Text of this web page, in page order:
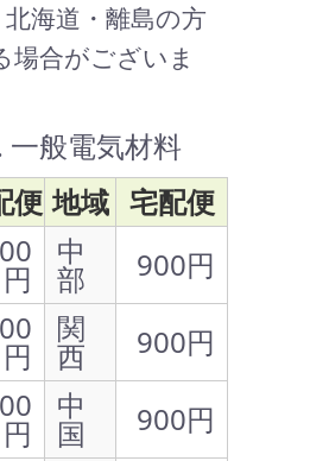
北海道・離島の方
場合がございま
般電気材料
便 地域 宅配便
円
中
部
900円
円
関
西
900円
円
中
国
900円